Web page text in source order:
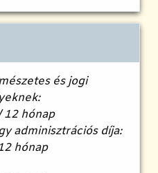
és jogi
12 hónap
adminisztrációs díja:
hónap